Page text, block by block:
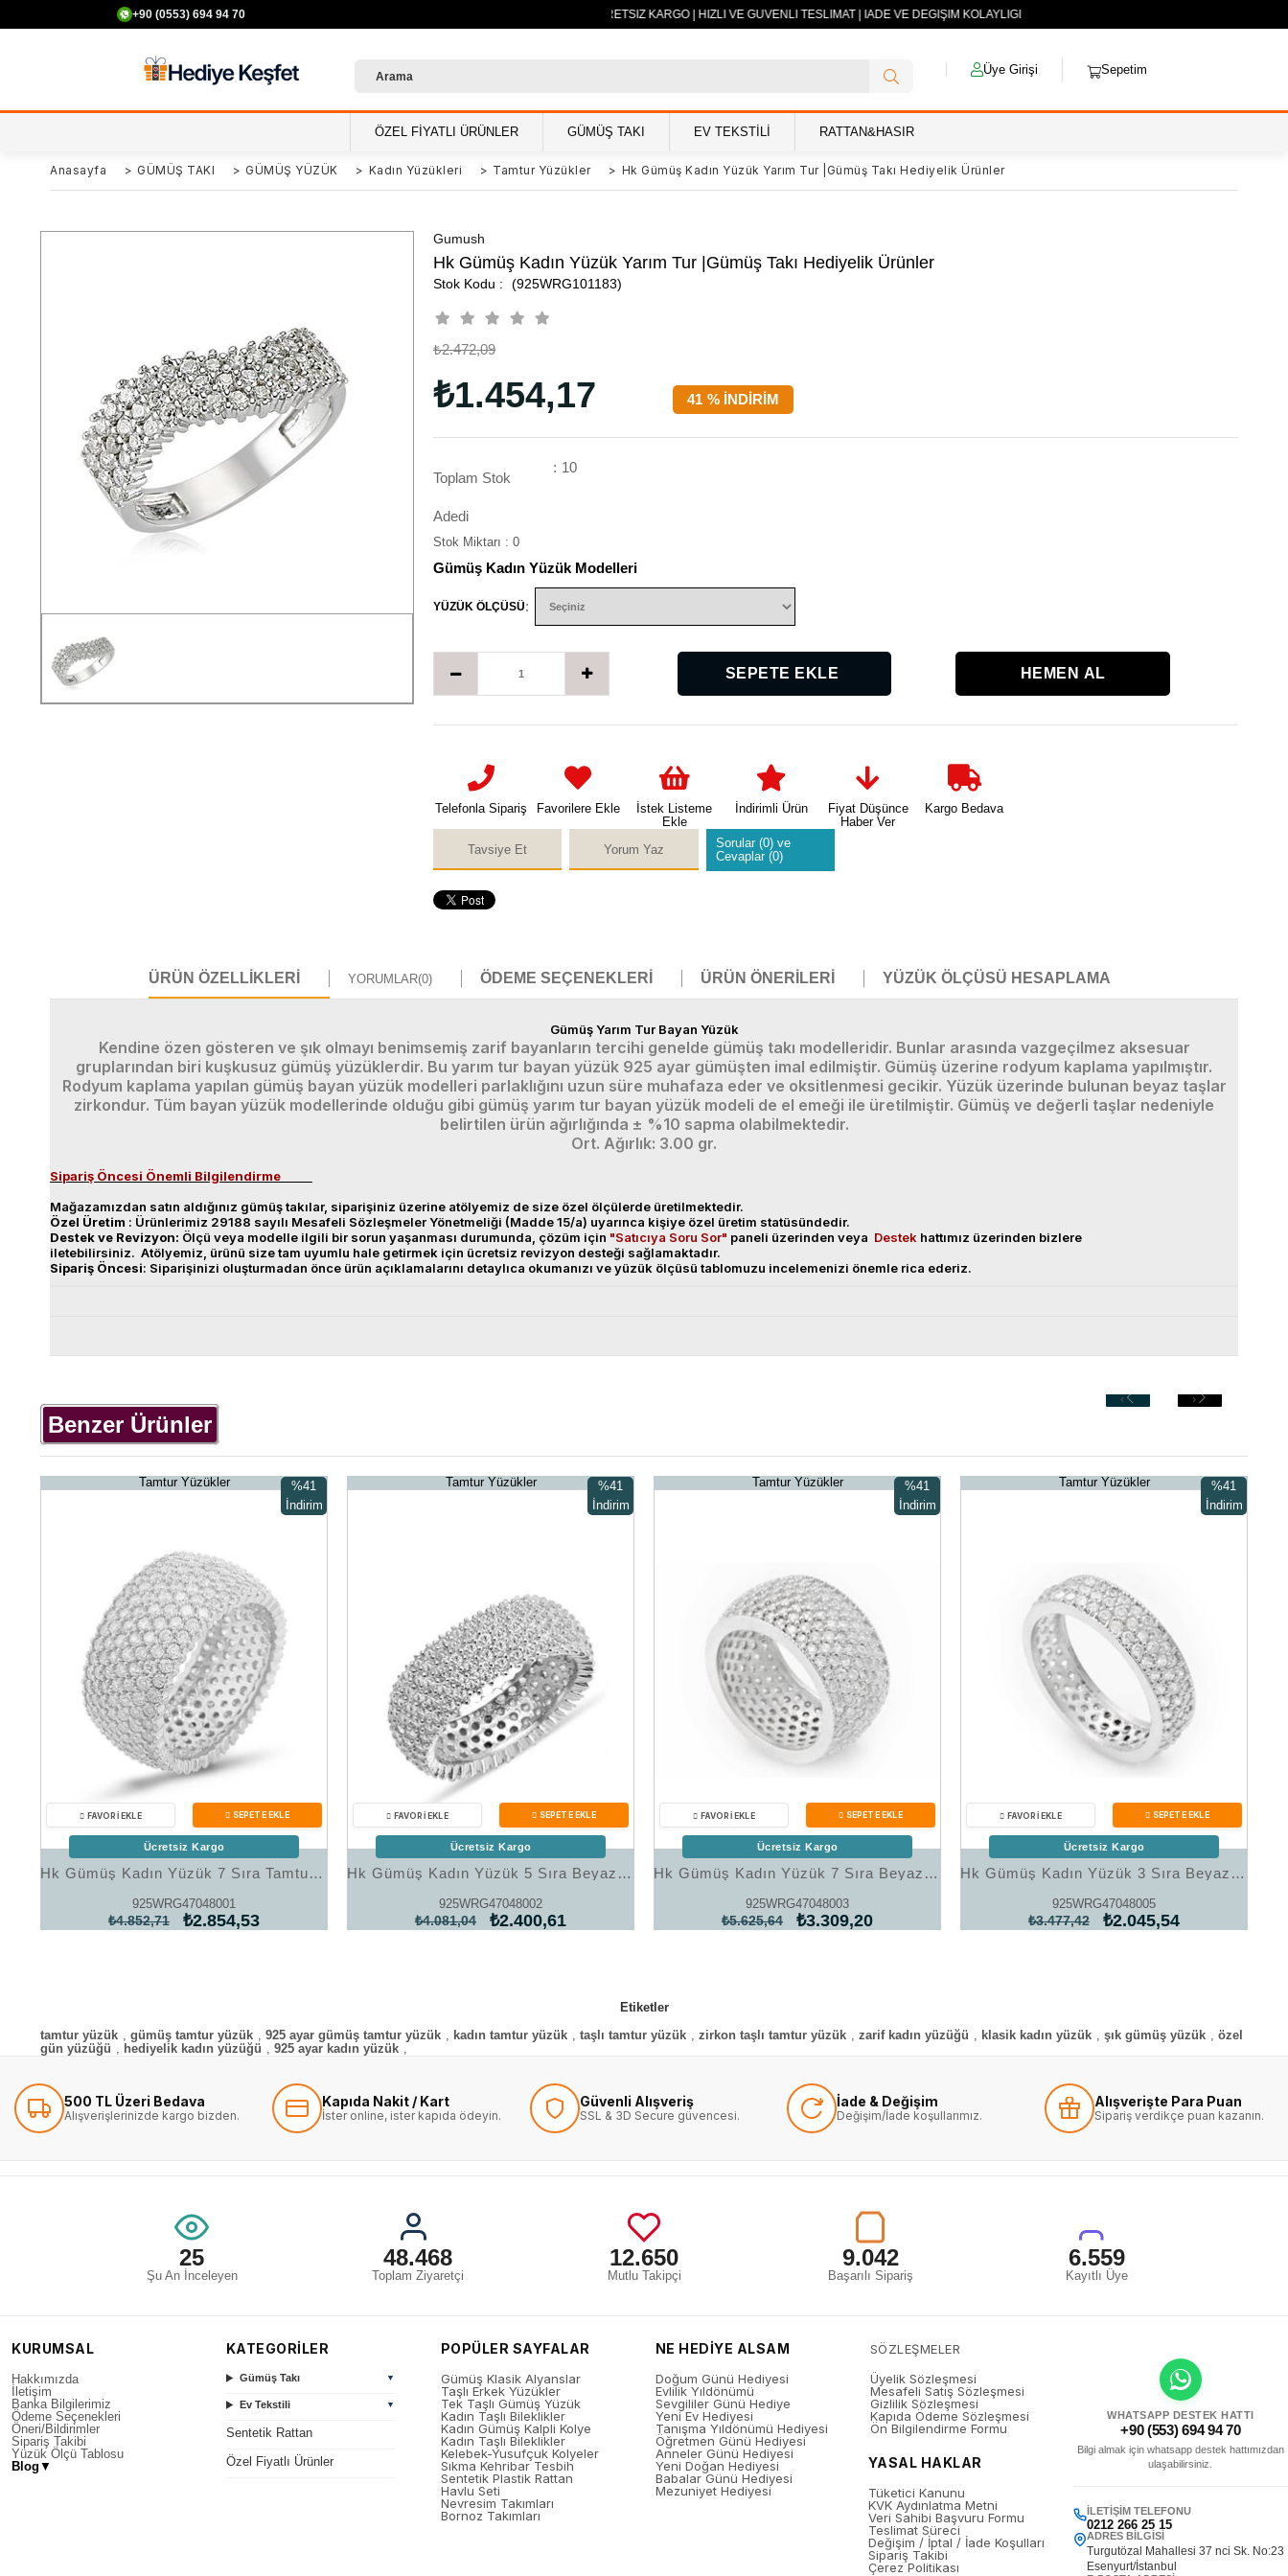
+90 (0553) 694 94 70 500 TL VE ÜZERİ ÜCRETSİZ KARGO | HIZLI VE GÜVENLİ TESLİMAT | İADE VE DEĞİŞİM KOLAYLIĞI
Üye Girişi Sepetim
ÖZEL FİYATLI ÜRÜNLER GÜMÜŞ TAKI EV TEKSTİLİ RATTAN&HASIR
Anasayfa > GÜMÜŞ TAKI > GÜMÜŞ YÜZÜK > Kadın Yüzükleri > Tamtur Yüzükler > Hk Gümüş Kadın Yüzük Yarım Tur |Gümüş Takı Hediyelik Ürünler
Gumush
Hk Gümüş Kadın Yüzük Yarım Tur |Gümüş Takı Hediyelik Ürünler
(925WRG101183)
%
41 İNDIRIM
₺2.472,09
₺1.454,17
Toplam Stok
Adedi
: 10
Stok Miktarı : 0
Gümüş Kadın Yüzük Modelleri
YÜZÜK ÖLÇÜSÜ:
Telefonla Sipariş Favorilere Ekle
İstek Listeme
Ekle
İndirimli Ürün
Fiyat Düşünce
Haber Ver
Kargo Bedava
Tavsiye Et Yorum Yaz
Sorular (0) ve
Cevaplar (0)
ÜRÜN ÖZELLIKLERI YORUMLAR(0) ÖDEME SEÇENEKLERI ÜRÜN ÖNERILERI YÜZÜK ÖLÇÜSÜ HESAPLAMA
Gümüş Yarım Tur Bayan Yüzük
Kendine özen gösteren ve şık olmayı benimsemiş zarif bayanların tercihi genelde gümüş takı modelleridir. Bunlar arasında vazgeçilmez aksesuar
gruplarından biri kuşkusuz gümüş yüzüklerdir. Bu yarım tur bayan yüzük 925 ayar gümüşten imal edilmiştir. Gümüş üzerine rodyum kaplama yapılmıştır.
Rodyum kaplama yapılan gümüş bayan yüzük modelleri parlaklığını uzun süre muhafaza eder ve oksitlenmesi gecikir. Yüzük üzerinde bulunan beyaz taşlar
zirkondur. Tüm bayan yüzük modellerinde olduğu gibi gümüş yarım tur bayan yüzük modeli de el emeği ile üretilmiştir. Gümüş ve değerli taşlar nedeniyle
belirtilen ürün ağırlığında ± %10 sapma olabilmektedir.
Ort. Ağırlık: 3.00 gr.
Sipariş Öncesi Önemli Bilgilendirme
Mağazamızdan satın aldığınız gümüş takılar, siparişiniz üzerine atölyemiz de size özel ölçülerde üretilmektedir.
Özel Üretim : Ürünlerimiz 29188 sayılı Mesafeli Sözleşmeler Yönetmeliği (Madde 15/a) uyarınca kişiye özel üretim statüsündedir.
Destekve Revizyon: Ölçü veya modelle ilgili bir sorun yaşanması durumunda, çözüm için "Satıcıya Soru Sor" paneli üzerinden veya Destek hattımız üzerinden bizlere
iletebilirsiniz. Atölyemiz, ürünü size tam uyumlu hale getirmek için ücretsiz revizyon desteği sağlamaktadır.
Sipariş Öncesi: Siparişinizi oluşturmadan önce ürün açıklamalarını detaylıca okumanızı ve yüzük ölçüsü tablomuzu incelemenizi önemle rica ederiz.
Benzer Ürünler
Tamtur Yüzükler
Hk Gümüş Kadın Yüzük 7 Sıra Tamtur Bayan Alyans Yüzük|Gümüş Takı Hediyelik Ürünler
925WRG47048001
₺2.854,53
₺4.852,71
%41
İndirim
Ücretsiz Kargo
Tamtur Yüzükler
Hk Gümüş Kadın Yüzük 5 Sıra Beyaz Tamtur Bayan Alyans Yüzük|Gümüş Takı Hediyelik Ürünler
925WRG47048002
₺2.400,61
₺4.081,04
%41
İndirim
Ücretsiz Kargo
Tamtur Yüzükler
Hk Gümüş Kadın Yüzük 7 Sıra Beyaz Tamtur Bayan Alyans Yüzük|Gümüş Takı Hediyelik Ürünler
925WRG47048003
₺3.309,20
₺5.625,64
%41
İndirim
Ücretsiz Kargo
Tamtur Yüzükler
Hk Gümüş Kadın Yüzük 3 Sıra Beyaz Tamtur Bayan Alyans Yüzük|Gümüş Takı Hediyelik Ürünler
925WRG47048005
₺2.045,54
₺3.477,42
%41
İndirim
Ücretsiz Kargo
‹ ›
Etiketler
tamtur yüzük , gümüş tamtur yüzük , 925 ayar gümüş tamtur yüzük , kadın tamtur yüzük , taşlı tamtur yüzük , zirkon taşlı tamtur yüzük , zarif kadın yüzüğü , klasik kadın yüzük , şık gümüş yüzük , özel
gün yüzüğü , hediyelik kadın yüzüğü , 925 ayar kadın yüzük ,
500 TL Üzeri Bedava
Alışverişlerinizde kargo bizden.
Kapıda Nakit / Kart
İster online, ister kapıda ödeyin.
Güvenli Alışveriş
SSL & 3D Secure güvencesi.
İade & Değişim
Değişim/İade koşullarımız.
Alışverişte Para Puan
Sipariş verdikçe puan kazanın.
25
Şu An İnceleyen
48.468
Toplam Ziyaretçi
12.650
Mutlu Takipçi
9.042
Başarılı Sipariş
6.559
Kayıtlı Üye
KURUMSAL
Hakkımızda
İletişim
Banka Bilgilerimiz
Ödeme Seçenekleri
Öneri/Bildirimler
Sipariş Takibi
Yüzük Ölçü Tablosu
Blog ▼
KATEGORİLER
Gümüş Takı ▼
Ev Tekstili ▼
Sentetik Rattan
Özel Fiyatlı Ürünler
POPÜLER SAYFALAR
Gümüş Klasik Alyanslar
Taşlı Erkek Yüzükler
Tek Taşlı Gümüş Yüzük
Kadın Taşlı Bileklikler
Kadın Gümüş Kalpli Kolye
Kadın Taşlı Bileklikler
Kelebek-Yusufçuk Kolyeler
Sıkma Kehribar Tesbih
Sentetik Plastik Rattan
Havlu Seti
Nevresim Takımları
Bornoz Takımları
NE HEDİYE ALSAM
Doğum Günü Hediyesi
Evlilik Yıldönümü
Sevgililer Günü Hediye
Yeni Ev Hediyesi
Tanışma Yıldönümü Hediyesi
Öğretmen Günü Hediyesi
Anneler Günü Hediyesi
Yeni Doğan Hediyesi
Babalar Günü Hediyesi
Mezuniyet Hediyesi
SÖZLEŞMELER
Üyelik Sözleşmesi
Mesafeli Satış Sözleşmesi
Gizlilik Sözleşmesi
Kapıda Ödeme Sözleşmesi
Ön Bilgilendirme Formu
YASAL HAKLAR
Tüketici Kanunu
KVK Aydınlatma Metni
Veri Sahibi Başvuru Formu
Teslimat Süreci
Değişim / İptal / İade Koşulları
Sipariş Takibi
Çerez Politikası
WHATSAPP DESTEK HATTI
+90 (553) 694 94 70
Bilgi almak için whatsapp destek hattımızdan
ulaşabilirsiniz.
İLETIŞIM TELEFONU
0212 266 25 15
ADRES BILGISI
Turgutözal Mahallesi 37 nci Sk. No:23
Esenyurt/İstanbul